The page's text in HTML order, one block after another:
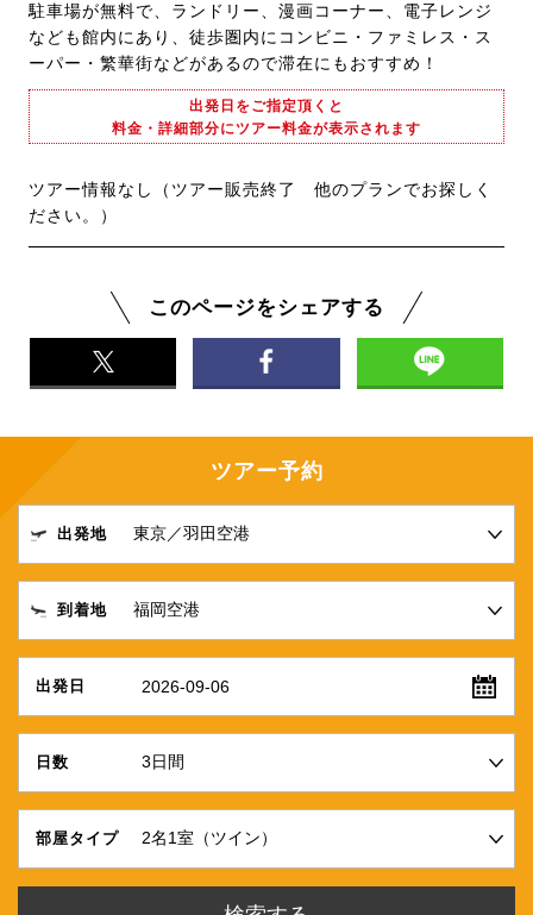
駐車場が無料で、ランドリー、漫画コーナー、電子レンジ
なども館内にあり、徒歩圏内にコンビニ・ファミレス・ス
ーパー・繁華街などがあるので滞在にもおすすめ！
出発日をご指定頂くと
料金・詳細部分にツアー料金が表示されます
ツアー情報なし（ツアー販売終了 他のプランでお探しく
ださい。）
このページをシェアする
ツアー予約
出発地
到着地
出発日 2026-09-06
日数
部屋タイプ